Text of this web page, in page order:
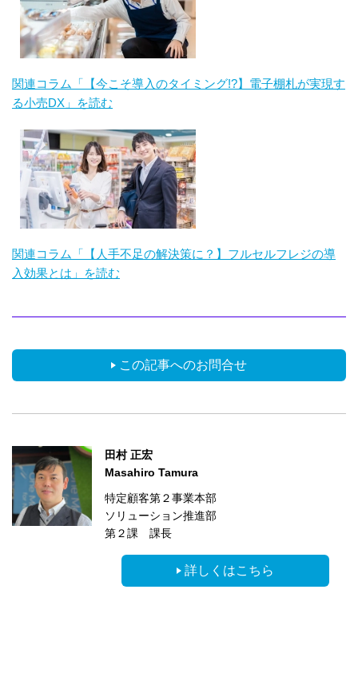
関連コラム「【今こそ導入のタイミング!?】電子棚札が実現す
る小売DX」を読む
関連コラム「【人手不足の解決策に？】フルセルフレジの導
入効果とは」を読む
この記事へのお問合せ
田村 正宏
Masahiro Tamura
特定顧客第２事業本部
ソリューション推進部
第２課 課長
詳しくはこちら